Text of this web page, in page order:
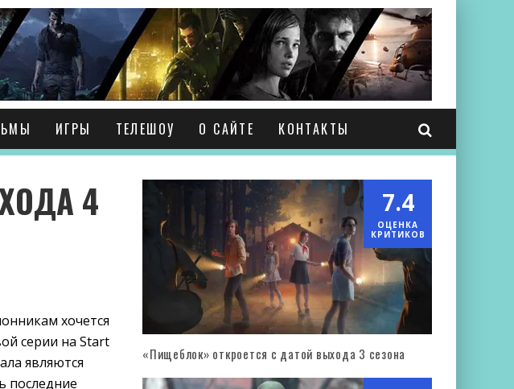
ИГРЫ ТЕЛЕШОУ О САЙТЕ КОНТАКТЫ
4
хочется
серии на Start
являются
последние
7.4
ОЦЕНКА
КРИТИКОВ
«Пищеблок» откроется с датой выхода 3 сезона